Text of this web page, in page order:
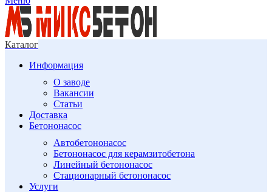
Каталог
Информация
О заводе
Вакансии
Статьи
Доставка
Бетононасос
Автобетононасос
Бетононасос для керамзитобетона
Линейный бетононасос
Стационарный бетононасос
Услуги